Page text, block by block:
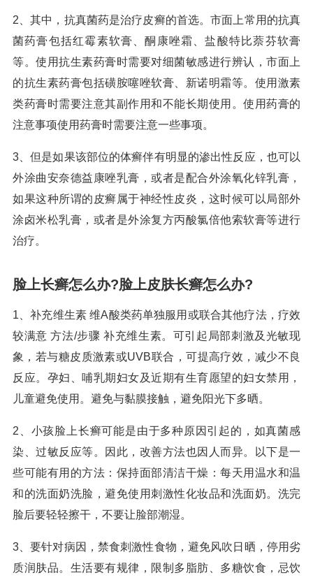
2、其中，抗真菌药是治疗皮癣的首选。市面上常用的抗真
菌药膏包括红霉素软膏、酮康唑霜、盐酸特比萘芬软膏
等。使用抗生素药膏时需要对细菌敏感进行辨认，市面上
的抗生素药膏包括磺胺噻唑软膏、新诺明霜等。使用激素
类药膏时需要注意其副作用和不能长期使用。使用药膏的
注意事项使用药膏时需要注意一些事项。
3、但是如果该部位的体癣伴有明显的渗出性反应，也可以
外涂曲安奈德益康唑乳膏，或者是配合外涂氧化锌乳膏，
如果这种所谓的皮癣属于神经性皮炎，这时候可以局部外
涂卤米松乳膏，或者是外涂复方丙酸氯倍他索软膏等进行
治疗。
脸上长癣怎么办?脸上皮肤长癣怎么办?
1、补充维生素 维A酸类药单独服用或联合其他疗法，疗效
较满意 方法/步骤 补充维生素。可引起局部刺激及光敏现
象，若与糖皮质激素或UVB联合，可提高疗效，减少不良
反应。孕妇、哺乳期妇女及近期有生育愿望的妇女禁用，
儿童避免使用。避免与黏膜接触，避免阳光下多晒。
2、小孩脸上长癣可能是由于多种原因引起的，如真菌感
染、过敏反应等。因此，改善方法也因人而异。以下是一
些可能有用的方法：保持面部清洁干燥：每天用温水和温
和的洗面奶洗脸，避免使用刺激性化妆品和洗面奶。洗完
脸后要轻轻擦干，不要让脸部潮湿。
3、要针对病因，禁食刺激性食物，避免风吹日晒，停用劣
质润肤品。生活要有规律，限制多脂肪、多糖饮食，忌饮